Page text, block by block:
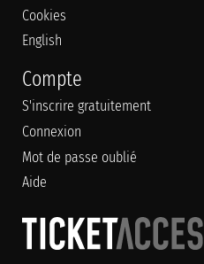
Cookies
English
Compte
S'inscrire gratuitement
Connexion
Mot de passe oublié
Aide